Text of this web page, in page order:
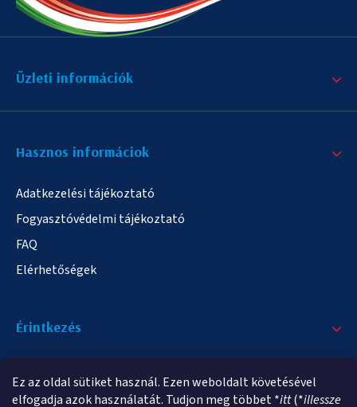
Ez az oldal sütiket használ. Ezen weboldalt követésével
elfogadja azok használatát. Tudjon meg többet *itt(*illessze
Üzleti információk
Hasznos informáciok
Adatkezelési tájékoztató
Fogyasztóvédelmi tájékoztató
FAQ
Elérhetőségek
Érintkezés
info@elampa.hu